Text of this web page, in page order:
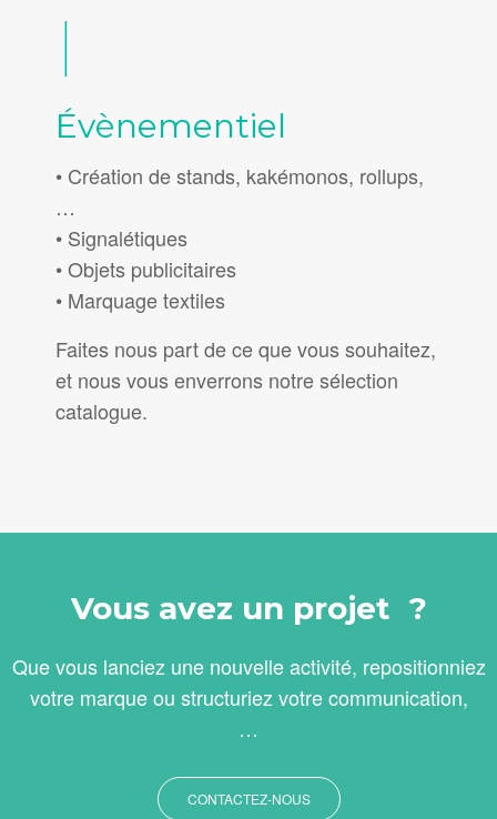
Évènementiel
• Création de stands, kakémonos, rollups,
…
• Signalétiques
• Objets publicitaires
• Marquage textiles
Faites nous part de ce que vous souhaitez,
et nous vous enverrons notre sélection
catalogue.
Vous avez un projet ?
Que vous lanciez une nouvelle activité, repositionniez
votre marque ou structuriez votre communication,
…
CONTACTEZ-NOUS